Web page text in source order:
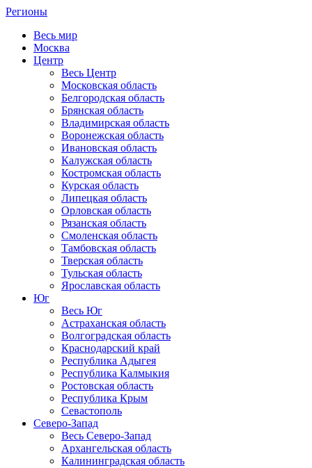
Регионы
Весь мир
Москва
Центр
Весь Центр
Московская область
Белгородская область
Брянская область
Владимирская область
Воронежская область
Ивановская область
Калужская область
Костромская область
Курская область
Липецкая область
Орловская область
Рязанская область
Смоленская область
Тамбовская область
Тверская область
Тульская область
Ярославская область
Юг
Весь Юг
Астраханская область
Волгоградская область
Краснодарский край
Республика Адыгея
Республика Калмыкия
Ростовская область
Республика Крым
Севастополь
Северо-Запад
Весь Северо-Запад
Архангельская область
Калининградская область